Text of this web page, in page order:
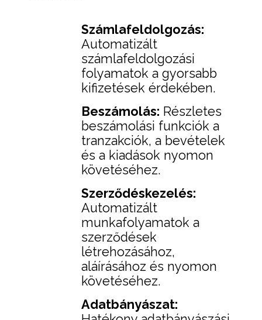
Számlafeldolgozás:
Automatizált
számlafeldolgozási
folyamatok a gyorsabb
kifizetések érdekében.
Beszámolás: Részletes
beszámolási funkciók a
tranzakciók, a bevételek
és a kiadások nyomon
követéséhez.
Szerződéskezelés:
Automatizált
munkafolyamatok a
szerződések
létrehozásához,
aláírásához és nyomon
követéséhez.
Adatbányászat: